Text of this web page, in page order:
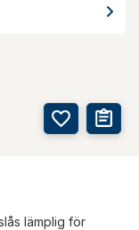
lämplig för